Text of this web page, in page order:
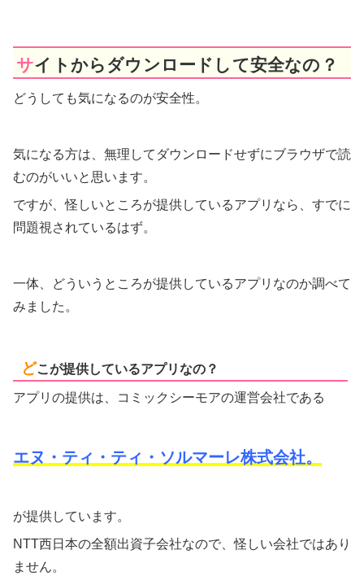
サイトからダウンロードして安全なの？
どうしても気になるのが安全性。
気になる方は、無理してダウンロードせずにブラウザで読
むのがいいと思います。
ですが、怪しいところが提供しているアプリなら、すでに
問題視されているはず。
一体、どういうところが提供しているアプリなのか調べて
みました。
どこが提供しているアプリなの？
アプリの提供は、コミックシーモアの運営会社である
エヌ・ティ・ティ・ソルマーレ株式会社。
が提供しています。
NTT西日本の全額出資子会社なので、怪しい会社ではあり
ません。